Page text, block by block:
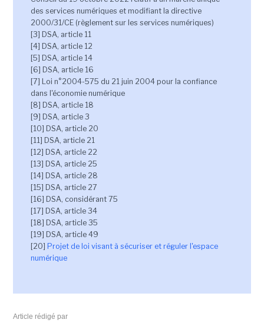
des services numériques et modifiant la directive
2000/31/CE (règlement sur les services numériques)
[3] DSA, article 11
[4] DSA, article 12
[5] DSA, article 14
[6] DSA, article 16
[7] Loi n°2004-575 du 21 juin 2004 pour la confiance
dans l'économie numérique
[8] DSA, article 18
[9] DSA, article 3
[10] DSA, article 20
[11] DSA, article 21
[12] DSA, article 22
[13] DSA, article 25
[14] DSA, article 28
[15] DSA, article 27
[16] DSA, considérant 75
[17] DSA, article 34
[18] DSA, article 35
[19] DSA, article 49
[20] Projet de loi visant à sécuriser et réguler l'espace
numérique
Article rédigé par